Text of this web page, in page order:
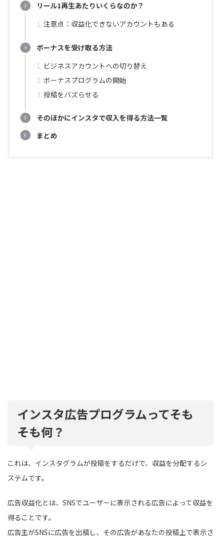
リール1再生あたりいくらなのか？
注意点：収益化できないアカウントもある
ボーナスを受け取る方法
ビジネスアカウントへの切り替え
ボーナスプログラムの開始
投稿をバズらせる
そのほかにインスタで収入を得る方法一覧
まとめ
インスタ広告プログラムってそも
そも何？
これは、インスタグラムが投稿をするだけで、収益を分配するシ
ステムです。
広告収益化とは、SNSでユーザーに表示される広告によって収益を
得ることです。
広告主がSNSに広告を出稿し、その広告があなたの投稿上で表示さ